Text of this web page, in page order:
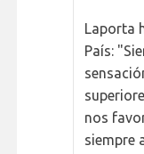
Laporta
País:
nos
siempre